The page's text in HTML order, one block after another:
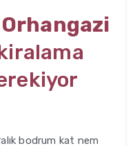
bodrum kat nem